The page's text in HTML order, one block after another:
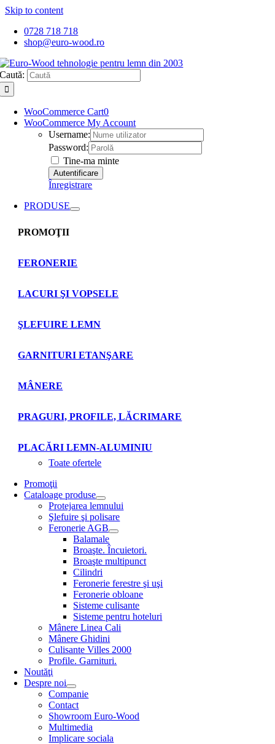
Skip to content
0728 718 718
shop@euro-wood.ro
Caută:
WooCommerce Cart0
WooCommerce My Account
Username:
Password:
Tine-ma minte
Înregistrare
PRODUSE
PROMOŢII
FERONERIE
LACURI ŞI VOPSELE
ŞLEFUIRE LEMN
GARNITURI ETANŞARE
MÂNERE
PRAGURI, PROFILE, LĂCRIMARE
PLACĂRI LEMN-ALUMINIU
Toate ofertele
Promoţii
Cataloage produse
Protejarea lemnului
Şlefuire şi polisare
Feronerie AGB
Balamale
Broaşte. Încuietori.
Broaşte multipunct
Cilindri
Feronerie ferestre şi uşi
Feronerie obloane
Sisteme culisante
Sisteme pentru hoteluri
Mânere Linea Cali
Mânere Ghidini
Culisante Villes 2000
Profile. Garnituri.
Noutăţi
Despre noi
Companie
Contact
Showroom Euro-Wood
Multimedia
Implicare sociala